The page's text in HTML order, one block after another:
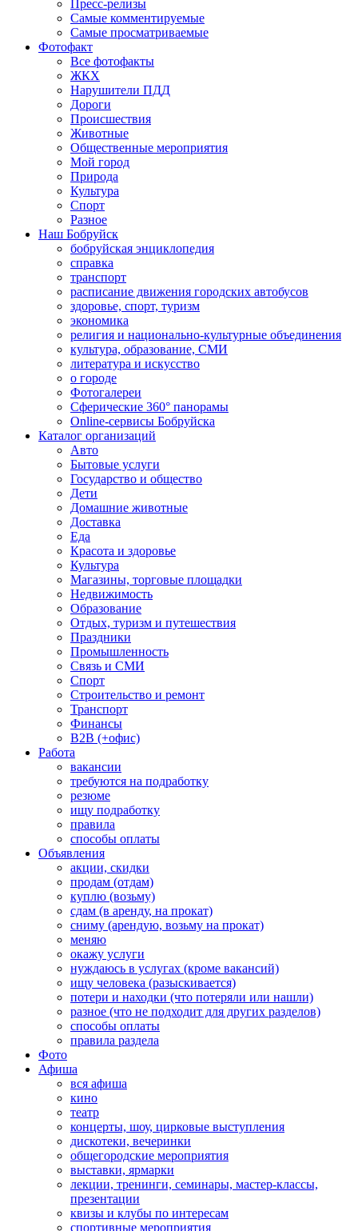
Пресс-релизы
Самые комментируемые
Самые просматриваемые
Фотофакт
Все фотофакты
ЖКХ
Нарушители ПДД
Дороги
Происшествия
Животные
Общественные мероприятия
Мой город
Природа
Культура
Спорт
Разное
Наш Бобруйск
бобруйская энциклопедия
справка
транспорт
расписание движения городских автобусов
здоровье, спорт, туризм
экономика
религия и национально-культурные объединения
культура, образование, СМИ
литература и искусство
о городе
Фотогалереи
Сферические 360° панорамы
Online-сервисы Бобруйска
Каталог организаций
Авто
Бытовые услуги
Государство и общество
Дети
Домашние животные
Доставка
Еда
Красота и здоровье
Культура
Магазины, торговые площадки
Недвижимость
Образование
Отдых, туризм и путешествия
Праздники
Промышленность
Связь и СМИ
Спорт
Строительство и ремонт
Транспорт
Финансы
B2B (+офис)
Работа
вакансии
требуются на подработку
резюме
ищу подработку
правила
способы оплаты
Объявления
акции, скидки
продам (отдам)
куплю (возьму)
сдам (в аренду, на прокат)
сниму (арендую, возьму на прокат)
меняю
окажу услуги
нуждаюсь в услугах (кроме вакансий)
ищу человека (разыскивается)
потери и находки (что потеряли или нашли)
разное (что не подходит для других разделов)
способы оплаты
правила раздела
Фото
Афиша
вся афиша
кино
театр
концерты, шоу, цирковые выступления
дискотеки, вечеринки
общегородские мероприятия
выставки, ярмарки
лекции, тренинги, семинары, мастер-классы,
презентации
квизы и клубы по интересам
спортивные мероприятия